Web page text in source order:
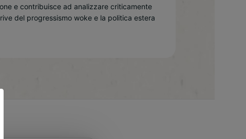
e contribuisce ad analizzare criticamente
del progressismo woke e la politica estera